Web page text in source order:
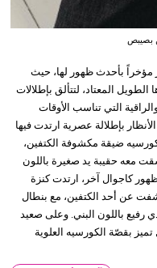
بصيبص
مؤخراً بأحدث ظهور لها، حيث
المعتاد، لتتألق بإطلالات
التي تناسب الأوقات
بإطلالة عصرية ارتدت فيها
ضيقة مكشوفة الكتفين،
معه حقيبة يد صغيرة باللون
كاجوال آخر، ارتدت كنزة
عن أحد الكتفين، مع بنطال
باللون البني. وعلى صعيد
بقصّة الكورسيه العلوية